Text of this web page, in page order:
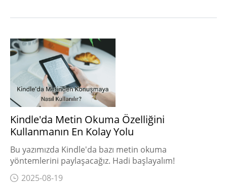
Kindle'da Metin Okuma Özelliğini
Kullanmanın En Kolay Yolu
Bu yazımızda Kindle'da bazı metin okuma
yöntemlerini paylaşacağız. Hadi başlayalım!
2025-08-19